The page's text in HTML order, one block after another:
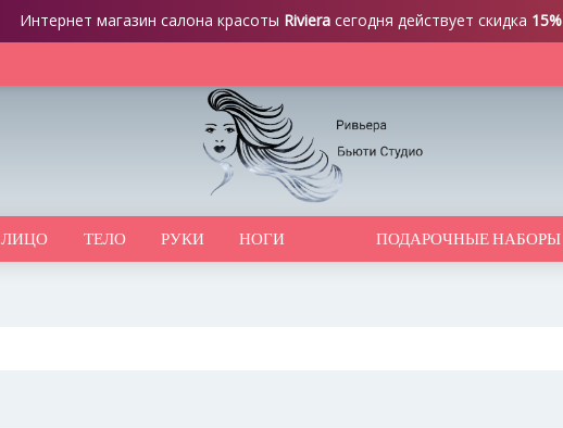
Интернет магазин салона красоты Rivieraсегодня действует скидка 15%
ЛИЦО ТЕЛО РУКИ НОГИ ПОДАРОЧНЫЕ НАБОРЫ